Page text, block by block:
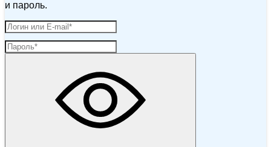
и пароль.